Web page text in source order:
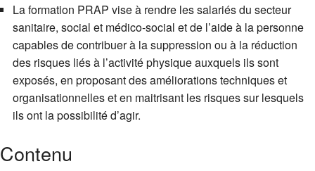
La formation PRAP vise à rendre les salariés du secteur
sanitaire, social et médico-social et de l’aide à la personne
capables de contribuer à la suppression ou à la réduction
des risques liés à l’activité physique auxquels ils sont
exposés, en proposant des améliorations techniques et
organisationnelles et en maitrisant les risques sur lesquels
ils ont la possibilité d’agir.
Contenu